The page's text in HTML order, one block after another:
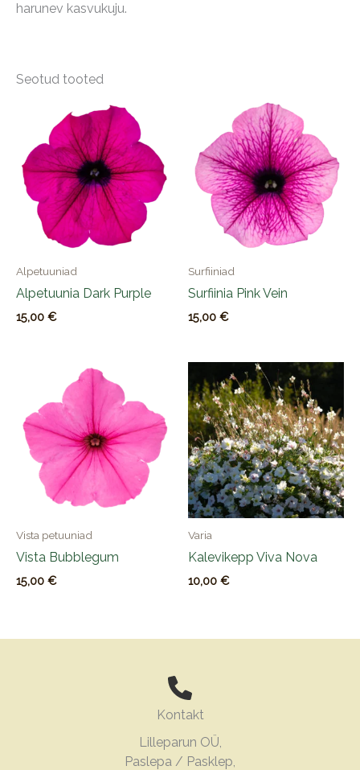
harunev kasvukuju.
Seotud tooted
Alpetuuniad
Alpetuunia Dark Purple
15,00 €
Surfiiniad
Surfiinia Pink Vein
15,00 €
Vista petuuniad
Vista Bubblegum
15,00 €
Varia
Kalevikepp Viva Nova
10,00 €
Kontakt
Lilleparun OÜ,
Paslepa / Pasklep,